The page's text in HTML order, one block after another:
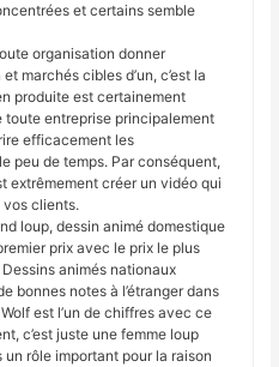
et certains semble
organisation donner
marchés cibles d’un, c’est la
produite est certainement
toute entreprise principalement
efficacement les
peu de temps. Par conséquent,
extrêmement créer un vidéo qui
vos clients.
loup, dessin animé domestique
prix avec le prix le plus
animés nationaux
bonnes notes à l’étranger dans
est l’un de chiffres avec ce
c’est juste une femme loup
un rôle important pour la raison